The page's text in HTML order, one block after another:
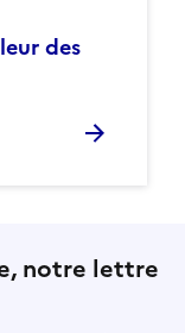
des
notre lettre